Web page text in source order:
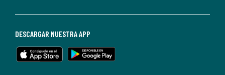
de
en
cualquier
DESCARGAR NUESTRA APP